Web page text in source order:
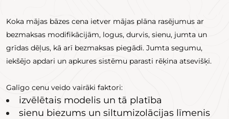
Koka mājas bāzes cena ietver mājas plāna rasējumus ar
bezmaksas modifikācijām, logus, durvis, sienu, jumta un
grīdas dēļus, kā arī bezmaksas piegādi. Jumta segumu,
iekšējo apdari un apkures sistēmu parasti rēķina atsevišķi.
Galīgo cenu veido vairāki faktori:
izvēlētais modelis un tā platība
sienu biezums un siltumizolācijas līmenis